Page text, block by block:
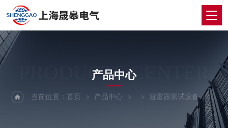
PRODUCTS CENTER
产品中心
当前位置：首页 产品中心 避雷器测试设备